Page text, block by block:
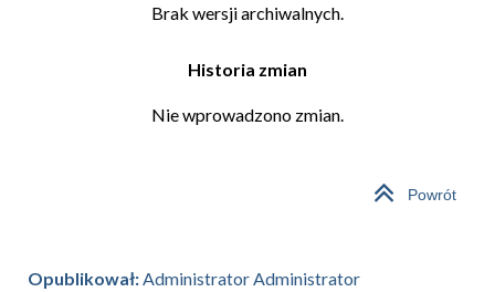
Brak wersji archiwalnych.
Historia zmian
Nie wprowadzono zmian.
Powrót
Opublikował:Administrator Administrator